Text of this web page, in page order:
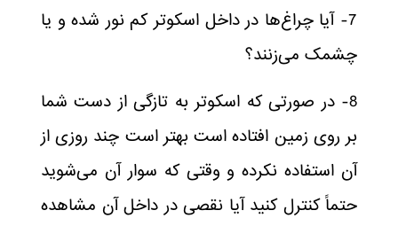
7- آیا چراغ‌ها در داخل اسکوتر کم نور شده و یا
چشمک می‌زنند؟
8- در صورتی که اسکوتر به تازگی از دست شما
بر روی زمین افتاده است بهتر است چند روزی از
آن استفاده نکرده و وقتی که سوار آن می‌شوید
حتماً کنترل کنید آیا نقصی در داخل آن مشاهده